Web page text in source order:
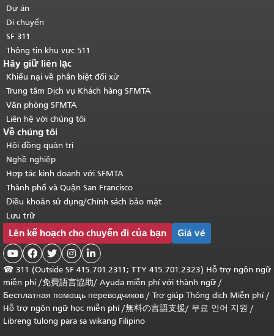
chính.
Dự án
Di chuyển
SF 311
Thông tin khu vực 511
Hãy giữ liên lạc
Khiếu nại về phân biệt đối xử
Trung tâm Dịch vụ Khách hàng SFMTA
Văn phòng SFMTA
Liên hệ với chúng tôi
Về chúng tôi
Hội đồng quản trị
Nghề nghiệp
Hợp tác kinh doanh với SFMTA
Thành phố và Quận San Francisco
Điều khoản sử dụng/Chính sách bảo mật
Lưu trữ
Lên kế hoạch cho chuyến đi của bạn Giá vé
    
☎ 311 (Outside SF 415.701.2311; TTY 415.701.2323) Hỗ trợ ngôn ngữ
miễn phí /免費語言協助/ Ayuda miễn phí với thành ngữ /
Бесплатная помощь переводчиков / Trợ giúp Thông dịch Miễn phí/
Hỗ trợ ngôn ngữ học miễn phí/無料の言語支援/ 무료 언어 지원 /
Libreng tulong para sa wikang Filipino